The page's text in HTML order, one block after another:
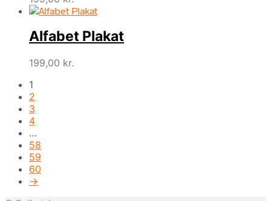
Alfabet Plakat
199,00 kr.
1
2
3
4
…
58
59
60
→